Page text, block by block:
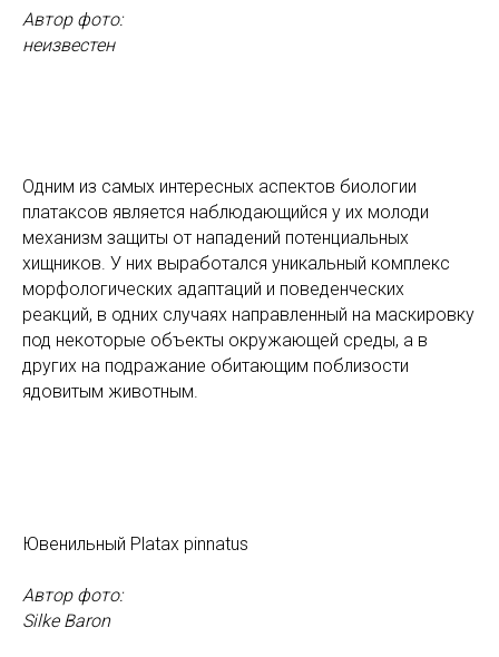
Автор фото:
неизвестен
Одним из самых интересных аспектов биологии
платаксов является наблюдающийся у их молоди
механизм защиты от нападений потенциальных
хищников. У них выработался уникальный комплекс
морфологических адаптаций и поведенческих
реакций, в одних случаях направленный на маскировку
под некоторые объекты окружающей среды, а в
других на подражание обитающим поблизости
ядовитым животным.
Ювенильный Platax pinnatus
Автор фото:
Silke Baron